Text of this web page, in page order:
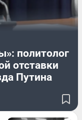
политолог
отставки
Путина